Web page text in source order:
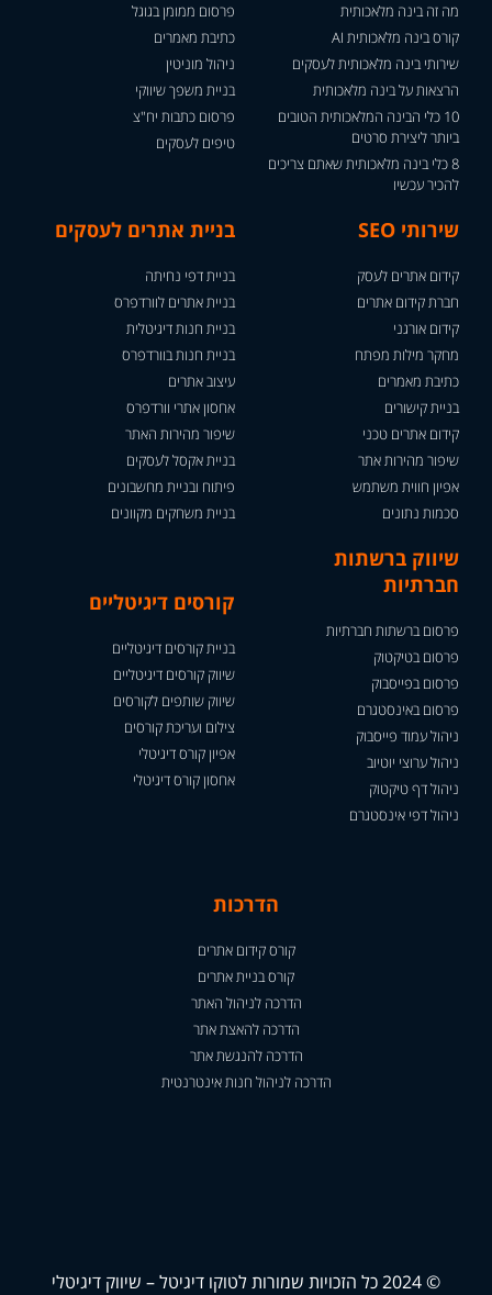
מה זה בינה מלאכותית
קורס בינה מלאכותית AI
שירותי בינה מלאכותית לעסקים
הרצאות על בינה מלאכותית
10 כלי הבינה המלאכותית הטובים
ביותר ליצירת סרטים
8 כלי בינה מלאכותית שאתם צריכים
להכיר עכשיו
פרסום ממומן בגוגל
כתיבת מאמרים
ניהול מוניטין
בניית משפך שיווקי
פרסום כתבות יח"צ
טיפים לעסקים
שירותי SEO
קידום אתרים לעסק
חברת קידום אתרים
קידום אורגני
מחקר מילות מפתח
כתיבת מאמרים
בניית קישורים
קידום אתרים טכני
שיפור מהירות אתר
אפיון חווית משתמש
סכמות נתונים
בניית אתרים לעסקים
בניית דפי נחיתה
בניית אתרים לוורדפרס
בניית חנות דיגיטלית
בניית חנות בוורדפרס
עיצוב אתרים
אחסון אתרי וורדפרס
שיפור מהירות האתר
בניית אקסל לעסקים
פיתוח ובניית מחשבונים
בניית משחקים מקוונים
שיווק ברשתות
חברתיות
פרסום ברשתות חברתיות
פרסום בטיקטוק
פרסום בפייסבוק
פרסום באינסטגרם
ניהול עמוד פייסבוק
ניהול ערוצי יוטיוב
ניהול דף טיקטוק
ניהול דפי אינסטגרם
קורסים דיגיטליים
בניית קורסים דיגיטליים
שיווק קורסים דיגיטליים
שיווק שותפים לקורסים
צילום ועריכת קורסים
אפיון קורס דיגיטלי
אחסון קורס דיגיטלי
הדרכות
קורס קידום אתרים
קורס בניית אתרים
הדרכה לניהול האתר
הדרכה להאצת אתר
הדרכה להנגשת אתר
הדרכה לניהול חנות אינטרנטית
© 2024 כל הזכויות שמורות לטוקו דיגיטל – שיווק דיגיטלי